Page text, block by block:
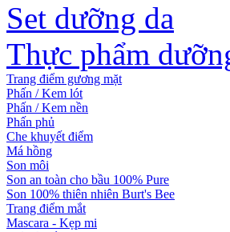
Set dưỡng da
Thực phẩm
Trang điểm gương mặt
Phấn / Kem lót
Phấn / Kem nền
Phấn phủ
Che khuyết điểm
Má hồng
Son môi
Son an toàn cho bầu 100% Pure
Son 100% thiên nhiên Burt's Bee
Trang điểm mắt
Mascara - Kẹp mi